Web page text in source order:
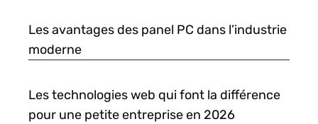
Les avantages des panel PC dans l’industrie
moderne
Les technologies web qui font la différence
pour une petite entreprise en 2026